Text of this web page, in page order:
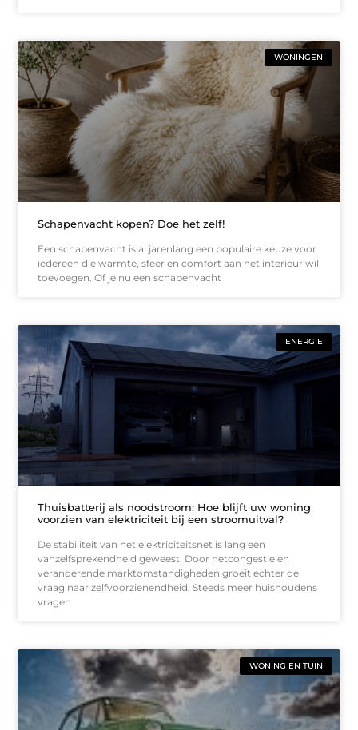
WONINGEN
Schapenvacht kopen? Doe het zelf!
Een schapenvacht is al jarenlang een populaire keuze voor
iedereen die warmte, sfeer en comfort aan het interieur wil
toevoegen. Of je nu een schapenvacht
ENERGIE
Thuisbatterij als noodstroom: Hoe blijft uw woning
voorzien van elektriciteit bij een stroomuitval?
De stabiliteit van het elektriciteitsnet is lang een
vanzelfsprekendheid geweest. Door netcongestie en
veranderende marktomstandigheden groeit echter de
vraag naar zelfvoorzienendheid. Steeds meer huishoudens
vragen
WONING EN TUIN